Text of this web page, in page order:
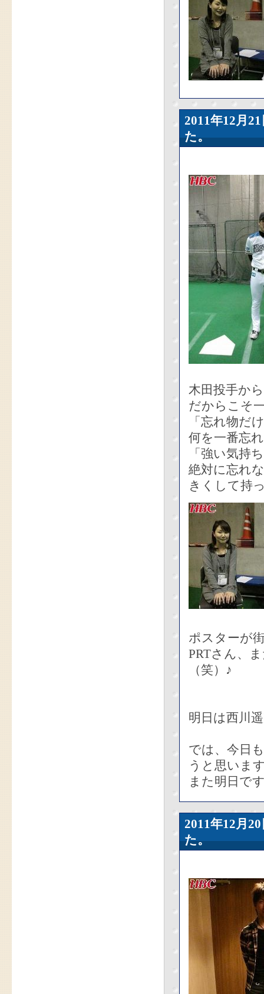
2011年12
た。
木田投手か
だからこそ
「忘れ物だ
何を一番忘
「強い気持
絶対に忘れ
きくして持
ポスターが
PRTさん、
（笑）♪
明日は西川
では、今日
うと思いま
また明日で
2011年12
た。